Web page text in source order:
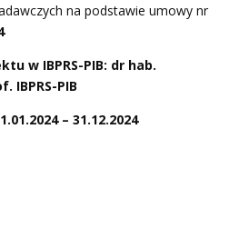
na podstawie umowy nr
w IBPRS-PIB: dr hab.
IBPRS-PIB
– 31.12.2024